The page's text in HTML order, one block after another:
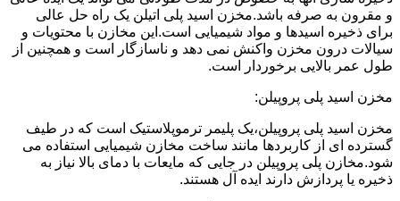
و مقرون به صرفه باشد.مخزن اسید پلی اتیلن یک راه حل عالی
برای ذخیره اسیدها و مواد شیمیایی است.این مخازن با محتویات و
سیالات درون مخزن واکنش نمی دهد و ناسازگار است و همچنین از
طول عمر بالایی برخوردار است.
مخزن اسید پلی پروپیلن:
مخزن اسید پلی پروپیلن،یک پلیمر ترموپلاستیک است که در طیف
گسترده ای از کاربردها مانند ساخت مخازن شیمیایی استفاده می
شود.مخازن پلی پروپیلن در جایی که مایعات با دمای بالا نیاز به
ذخیره یا پردازش دارند ایده آل هستند.